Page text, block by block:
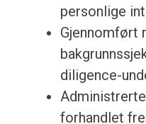
personlige
Gjennomført
diligence-
forhandlet